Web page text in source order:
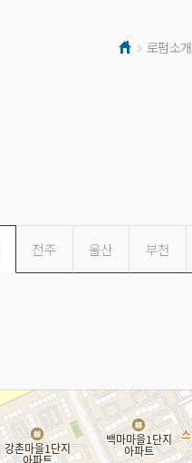
로펌소개
전주 울산 부천